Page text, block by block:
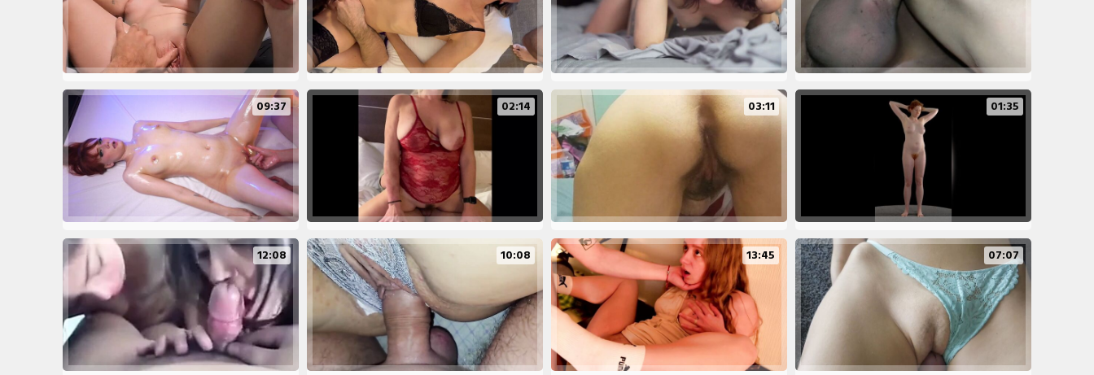
09:37 02:14 03:11 01:35
12:08 10:08 13:45 07:07